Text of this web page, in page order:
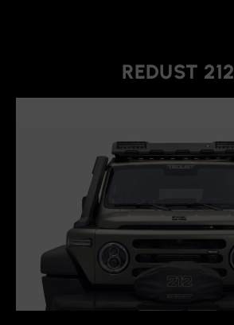
REDUST 212